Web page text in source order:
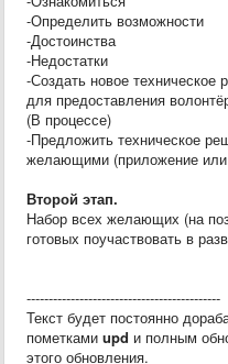
-Определить возможности
-Достоинства
-Недостатки
-Создать новое техническое
для предоставления
(В процессе)
-Предложить техническое
желающими (приложение или
Второй этап.
Набор всех желающих (на
готовых поучаствовать в
--------------------------------------------
Текст будет постоянно
пометками upd и полным
этого обновления.